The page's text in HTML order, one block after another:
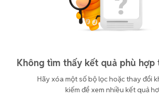
Không tìm thấy kết quả phù hợp
Hãy xóa một số bộ lọc hoặc thay đổi
kiếm để xem nhiều kết quả